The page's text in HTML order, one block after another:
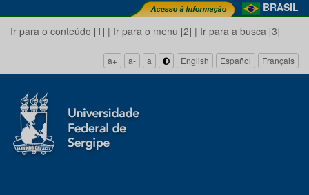
BRASIL
Ir para o conteúdo [1] | Ir para o menu [2] | Ir para a busca [3]
a+ a- a English Español Français